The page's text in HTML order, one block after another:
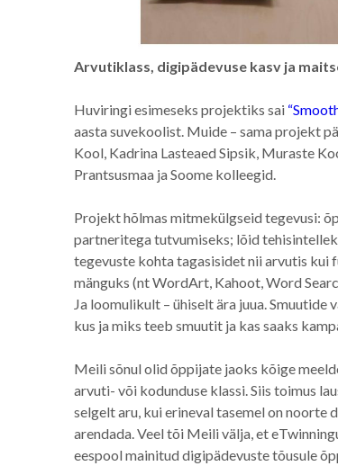
Arvutiklass, digipädevuse kasv ja
Huviringi esimeseks projektiks sai
aasta suvekoolist. Muide – sama projekt
Kool, Kadrina Lasteaed Sipsik, Muraste
Prantsusmaa ja Soome kolleegid.
Projekt hõlmas mitmekülgseid tegevusi:
partneritega tutvumiseks; lõid
tegevuste kohta tagasisidet nii arvutis kui
mänguks (nt WordArt, Kahoot, Word
Ja loomulikult – ühiselt ära juua.
kus ja miks teeb smuutit ja kas saaks
Meili sõnul olid õppijate jaoks kõige
arvuti- või kodunduse klassi. Siis toimus
selgelt aru, kui erineval tasemel on noorte
arendada. Veel tõi Meili välja, et
eespool mainitud digipädevuste tõusule